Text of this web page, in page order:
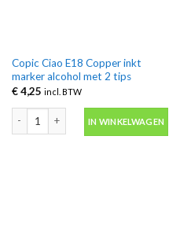
Copic Ciao E18 Copper inkt
marker alcohol met 2 tips
€4,25 incl. BTW
IN WINKELWAGEN